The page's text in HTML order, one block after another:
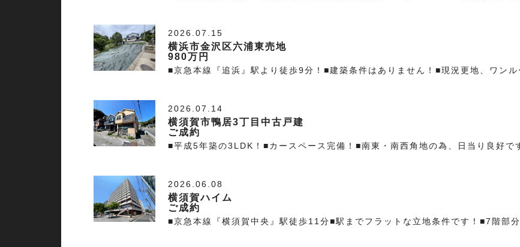
2026.07.15
横浜市金沢区六浦東売地
980万円
■京急本線『追浜』駅より徒歩9分！■建築条件はありません！■現況更地、ワンル
2026.07.14
横須賀市鴨居3丁目中古戸建
ご成約
■平成5年築の3LDK！■カースペース完備！■南東・南西角地の為、日当り良好で
2026.06.08
横須賀ハイム
ご成約
■京急本線『横須賀中央』駅徒歩11分■駅までフラットな立地条件です！■7階部分